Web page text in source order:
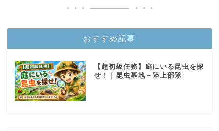
おすすめ記事
【超初級任務】庭にいる昆虫を探
せ！｜昆虫基地－陸上部隊